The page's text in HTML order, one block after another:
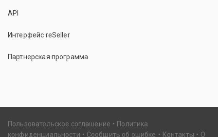
API
Интерфейс reSeller
Партнерская программа
Пользовательское соглашение
Политика
конфиденциальности
Сообщить об ошибке Контакты О